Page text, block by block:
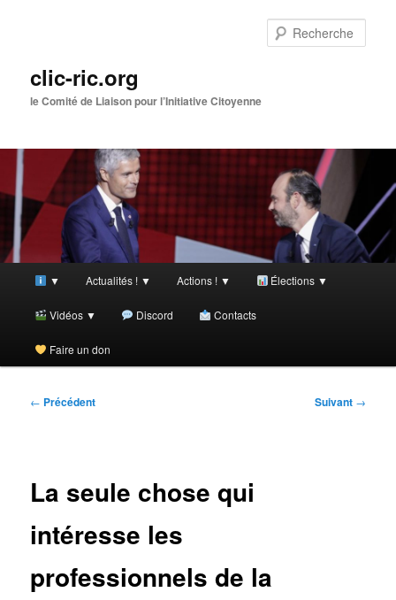
clic-ric.org
le Comité de Liaison pour l’Initiative Citoyenne
principal
▼ Actualités ! ▼ Actions ! ▼ Élections ▼
Vidéos ▼ Discord Contacts
Faire un don
Navigation
← Précédent Suivant →
La seule chose qui
intéresse les
professionnels de la